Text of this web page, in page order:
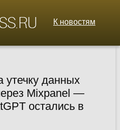
К новостям
утечку данных
Mixpanel —
остались в